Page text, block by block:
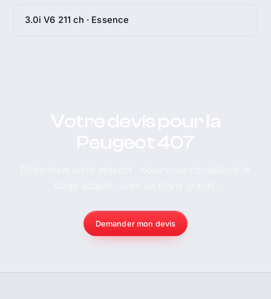
3.0i V6 211 ch · Essence
Demander mon devis